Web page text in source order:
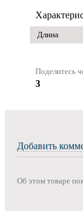
Длина
Поделитесь
3
Добавить
Об этом товаре